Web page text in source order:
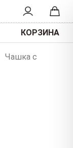
КОРЗИНА
Чашка с